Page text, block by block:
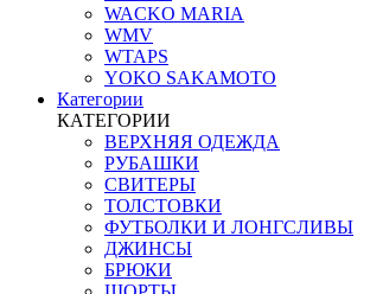
WACKO MARIA
WMV
WTAPS
YOKO SAKAMOTO
Категории
КАТЕГОРИИ
ВЕРХНЯЯ ОДЕЖДА
РУБАШКИ
СВИТЕРЫ
ТОЛСТОВКИ
ФУТБОЛКИ И ЛОНГСЛИВЫ
ДЖИНСЫ
БРЮКИ